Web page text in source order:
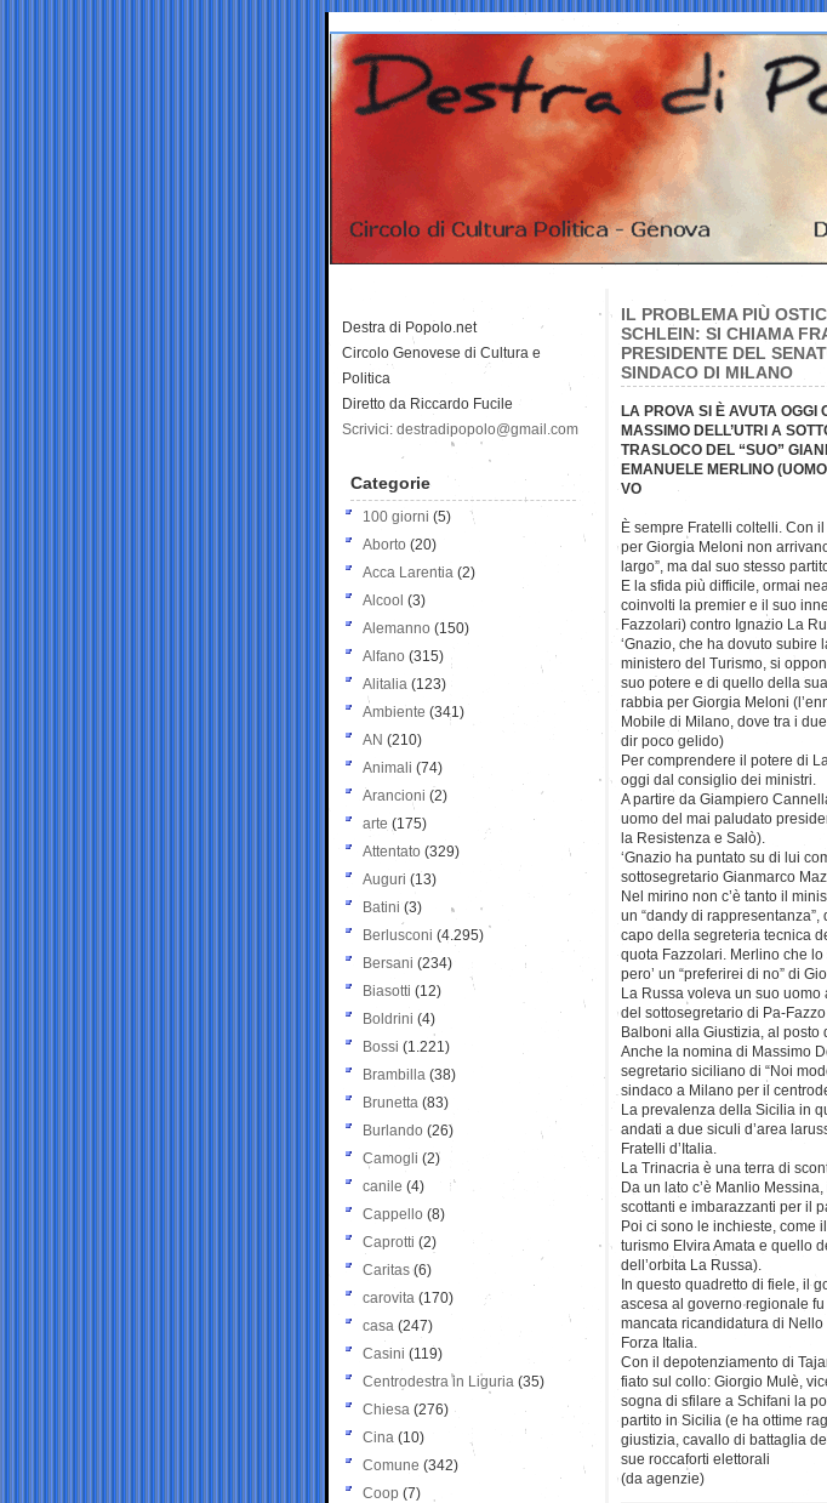
IL PROBLEMA PIÙ
SCHLEIN: SI CHIAMA
PRESIDENTE DEL
SINDACO DI MILANO
LA PROVA SI È AVUTA
MASSIMO DELL’UTRI A
TRASLOCO DEL “SUO”
EMANUELE MERLINO
VO
È sempre Fratelli coltelli. Con
per Giorgia Meloni non
largo”, ma dal suo stesso
E la sfida più difficile, ormai
coinvolti la premier e il suo
Fazzolari) contro Ignazio La
‘Gnazio, che ha dovuto subire
ministero del Turismo, si
suo potere e di quello della
rabbia per Giorgia Meloni
Mobile di Milano, dove tra i
dir poco gelido)
Per comprendere il potere di
oggi dal consiglio dei ministri.
A partire da Giampiero
uomo del mai paludato
la Resistenza e Salò).
‘Gnazio ha puntato su di lui
sottosegretario Gianmarco
Nel mirino non c’è tanto il
un “dandy di
capo della segreteria tecnica
quota Fazzolari. Merlino che
pero’ un “preferirei di no” di
La Russa voleva un suo
del sottosegretario di Pa-
Balboni alla Giustizia, al posto
Anche la nomina di Massimo
segretario siciliano di “Noi
sindaco a Milano per il
La prevalenza della Sicilia in
andati a due siculi d’area
Fratelli d’Italia.
La Trinacria è una terra di
Da un lato c’è Manlio
scottanti e imbarazzanti per il
Poi ci sono le inchieste, come
turismo Elvira Amata e quello
dell’orbita La Russa).
In questo quadretto di fiele, il
ascesa al governo regionale
mancata ricandidatura di Nello
Forza Italia.
Con il depotenziamento di
fiato sul collo: Giorgio Mulè,
sogna di sfilare a Schifani la
partito in Sicilia (e ha ottime
giustizia, cavallo di battaglia
sue roccaforti elettorali
(da agenzie)
Destra di Popolo.net
Circolo Genovese di Cultura e
Politica
Diretto da Riccardo Fucile
Scrivici: destradipopolo@gmail.com
Categorie
100 giorni (5)
Aborto (20)
Acca Larentia (2)
Alcool (3)
Alemanno (150)
Alfano (315)
Alitalia (123)
Ambiente (341)
AN (210)
Animali (74)
Arancioni (2)
arte (175)
Attentato (329)
Auguri (13)
Batini (3)
Berlusconi (4.295)
Bersani (234)
Biasotti (12)
Boldrini (4)
Bossi (1.221)
Brambilla (38)
Brunetta (83)
Burlando (26)
Camogli (2)
canile (4)
Cappello (8)
Caprotti (2)
Caritas (6)
carovita (170)
casa (247)
Casini (119)
Centrodestra in Liguria (35)
Chiesa (276)
Cina (10)
Comune (342)
Coop (7)